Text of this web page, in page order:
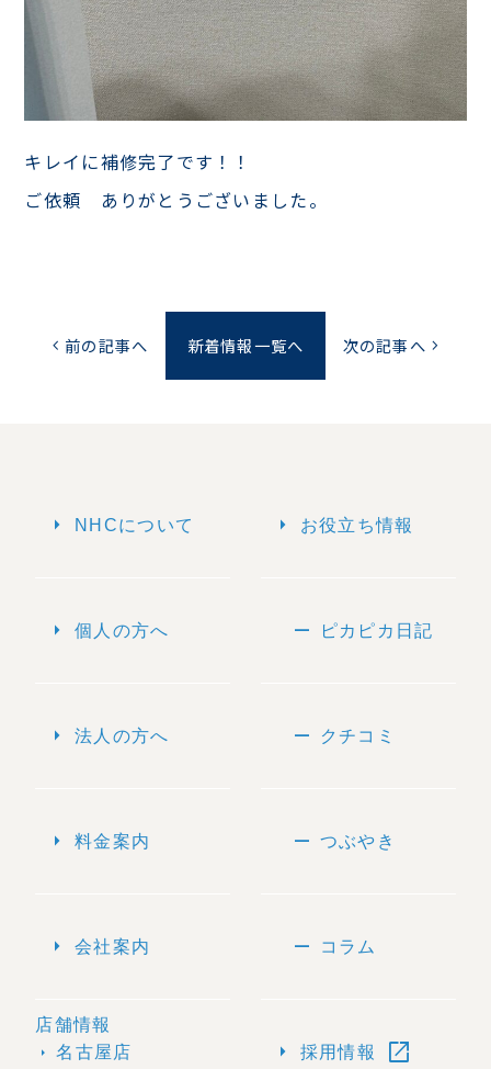
キレイに補修完了です！！
ご依頼 ありがとうございました。
chevron_left 前の記事へ 新着情報一覧へ 次の記事へ chevron_right
arrow_right NHCについて
arrow_right 個人の方へ
arrow_right 法人の方へ
arrow_right 料金案内
arrow_right 会社案内
店舗情報
arrow_right 名古屋店
arrow_right お役立ち情報
remove ピカピカ日記
remove クチコミ
remove つぶやき
remove コラム
arrow_right 採用情報 open_in_new